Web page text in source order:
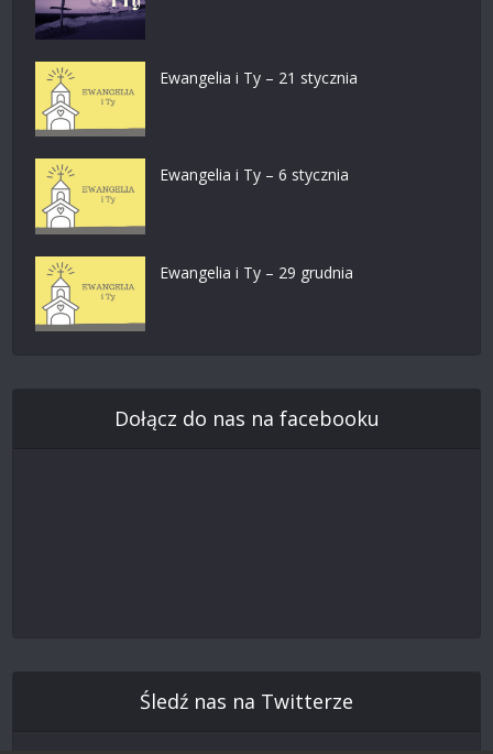
Ewangelia i Ty – 21 stycznia
Ewangelia i Ty – 6 stycznia
Ewangelia i Ty – 29 grudnia
Dołącz do nas na facebooku
Śledź nas na Twitterze